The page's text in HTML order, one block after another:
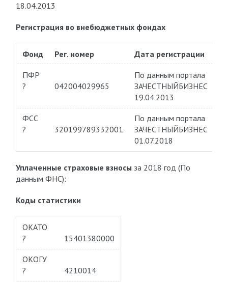
18.04.2013
Регистрация во внебюджетных фондах
Фонд Рег. номер Дата регистрации
ПФР
?
042004029965
По данным портала
ЗАЧЕСТНЫЙБИЗНЕС
19.04.2013
ФСС
?
320199789332001
По данным портала
ЗАЧЕСТНЫЙБИЗНЕС
01.07.2018
Уплаченные страховые взносыза 2018 год (По
данным ФНС):
Коды статистики
ОКАТО
?
15401380000
ОКОГУ
?
4210014